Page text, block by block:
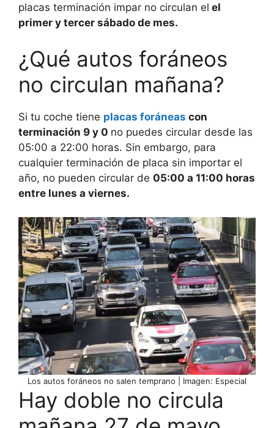
placas terminación impar no circulan el el
primer y tercer sábado de mes.
¿Qué autos foráneos
no circulan mañana?
Si tu coche tiene placas foráneas con
terminación 9 y 0 no puedes circular desde las
05:00 a 22:00 horas. Sin embargo, para
cualquier terminación de placa sin importar el
año, no pueden circular de 05:00 a 11:00 horas
entre lunes a viernes.
Los autos foráneos no salen temprano | Imagen: Especial
Hay doble no circula